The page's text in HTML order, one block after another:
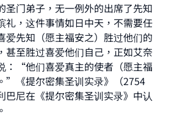
圣门弟子，无一例外的出席了先知
礼，这件事情如日中天，不需要任
爱先知（愿主福安之）胜过他们的
甚至胜过喜爱他们自己，正如艾奈
：“他们喜爱真主的使者（愿主福
”《提尔密集圣训实录》（2754
巴尼在《提尔密集圣训实录》中认
on millions of lives
contribution today
is crucial for our mission.